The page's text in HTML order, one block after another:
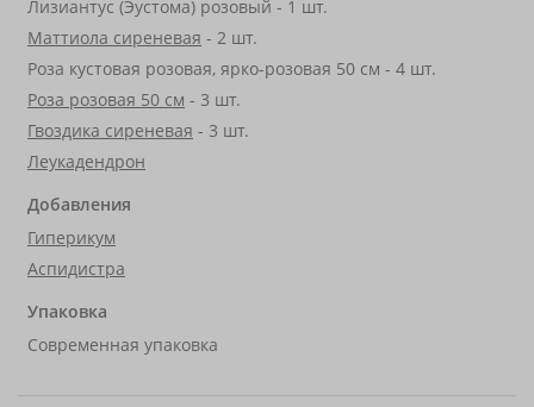
Лизиантус (Эустома) розовый - 1 шт.
Маттиола сиреневая - 2 шт.
Роза кустовая розовая, ярко-розовая 50 см - 4 шт.
Роза розовая 50 см - 3 шт.
Гвоздика сиреневая - 3 шт.
Леукадендрон
Добавления
Гиперикум
Аспидистра
Упаковка
Современная упаковка